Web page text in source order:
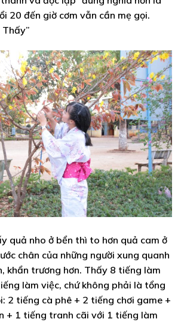
20 đến giờ cơm vẫn cần mẹ gọi.
quả nho ở bển thì to hơn quả cam ở
chân của những người xung quanh
khẩn trương hơn. Thấy 8 tiếng làm
làm việc, chứ không phải là tổng
2 tiếng cà phê + 2 tiếng chơi game +
+ 1 tiếng tranh cãi với 1 tiếng làm